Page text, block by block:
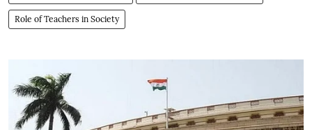
Role of Teachers in Society